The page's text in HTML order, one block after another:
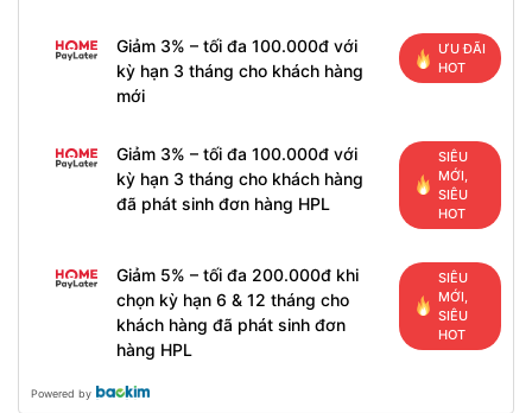
Giảm 3% – tối đa 100.000đ với
kỳ hạn 3 tháng cho khách hàng
mới
ƯU ĐÃI
HOT
Giảm 3% – tối đa 100.000đ với
kỳ hạn 3 tháng cho khách hàng
đã phát sinh đơn hàng HPL
SIÊU
MỚI,
SIÊU
HOT
Giảm 5% – tối đa 200.000đ khi
chọn kỳ hạn 6 & 12 tháng cho
khách hàng đã phát sinh đơn
hàng HPL
SIÊU
MỚI,
SIÊU
HOT
Powered by